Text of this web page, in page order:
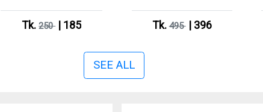
Tk.250| 185 Tk.495| 396
SEE ALL